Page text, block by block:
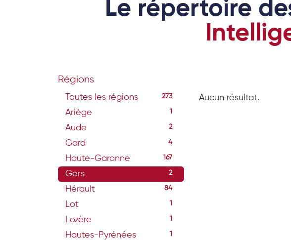
Le répertoire
Régions
Toutes les régions 273
Ariège 1
Aude 2
Gard 4
Haute-Garonne 167
Gers 2
Hérault 84
Lot 1
Lozère 1
Hautes-Pyrénées 1
Aucun résultat.